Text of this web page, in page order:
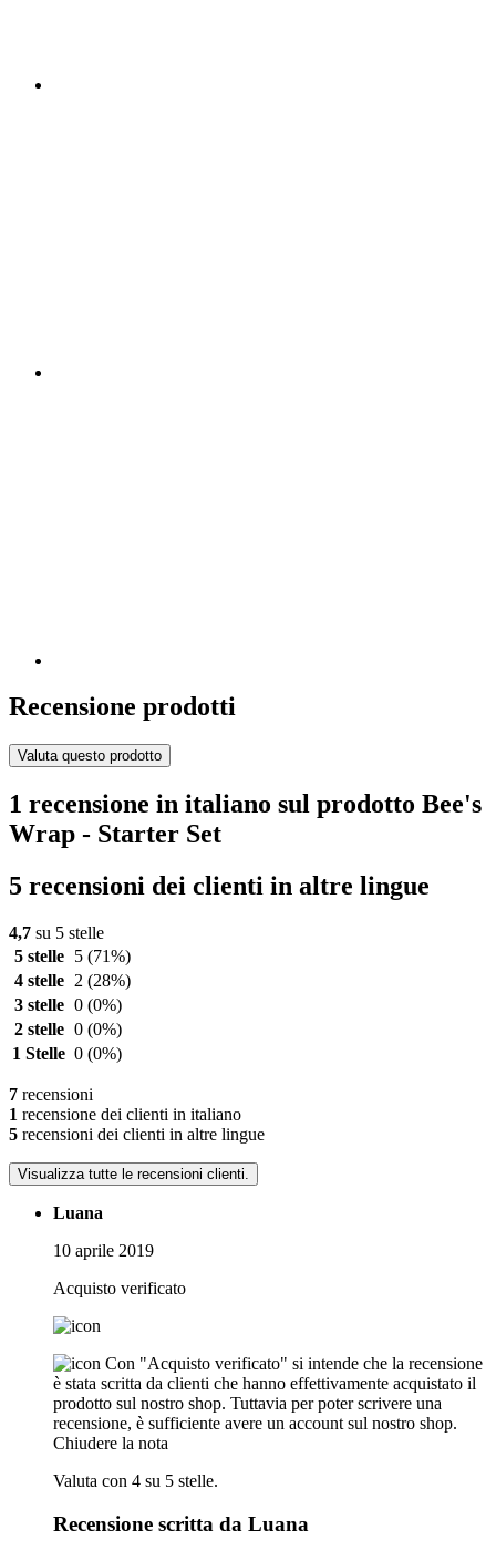
Recensione prodotti
Valuta questo prodotto
1 recensione in italiano sul prodotto Bee's
Wrap - Starter Set
5 recensioni dei clienti in altre lingue
4,7 su 5 stelle
5 stelle
5 (71%)
4 stelle
2 (28%)
3 stelle 0 (0%)
2 stelle 0 (0%)
1 Stelle 0 (0%)
7 recensioni
1 recensione dei clienti in italiano
5 recensioni dei clienti in altre lingue
Visualizza tutte le recensioni clienti.
Luana
10 aprile 2019
Acquisto verificato
Con "Acquisto verificato" si intende che la recensione
è stata scritta da clienti che hanno effettivamente acquistato il
prodotto sul nostro shop. Tuttavia per poter scrivere una
recensione, è sufficiente avere un account sul nostro shop.
Chiudere la nota
Valuta con 4 su 5 stelle.
Recensione scritta da Luana